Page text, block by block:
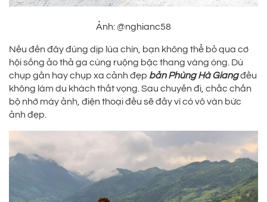
Ảnh: @nghianc58
Nếu đến đây đúng dịp lúa chín, bạn không thể bỏ qua cơ
hội sống ảo thả ga cùng ruộng bậc thang vàng óng. Dù
chụp gần hay chụp xa cảnh đẹp bản Phùng Hà Giangđều
không làm du khách thất vọng. Sau chuyến đi, chắc chắn
bộ nhớ máy ảnh, điện thoại đều sẽ đầy vì có vô vàn bức
ảnh đẹp.